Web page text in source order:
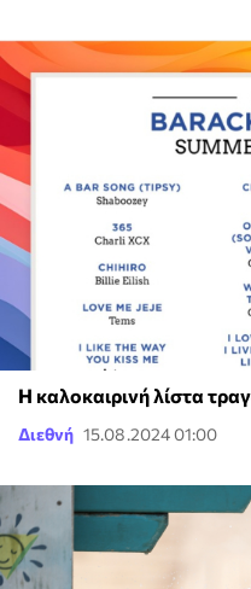
H καλοκαιρινή λίστα
Διεθνή 15.08.2024 01:00